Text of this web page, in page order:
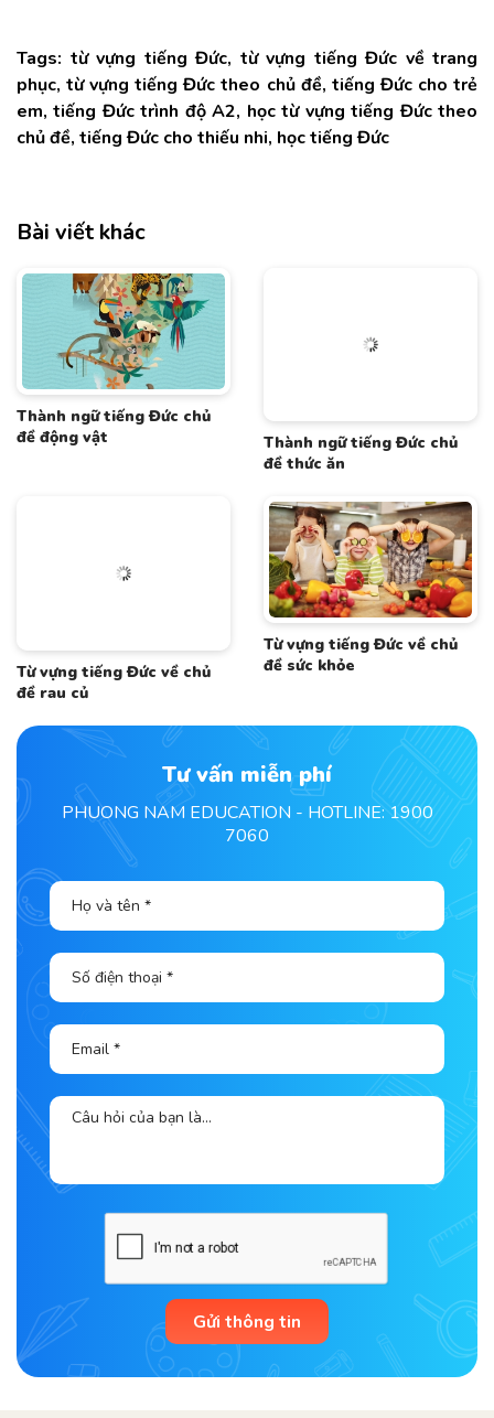
Tags: từ vựng tiếng Đức, từ vựng tiếng Đức về trang
phục, từ vựng tiếng Đức theo chủ đề, tiếng Đức cho trẻ
em, tiếng Đức trình độ A2, học từ vựng tiếng Đức theo
chủ đề, tiếng Đức cho thiếu nhi, học tiếng Đức
Bài viết khác
Thành ngữ tiếng Đức chủ
đề động vật
Thành ngữ tiếng Đức chủ
đề thức ăn
Từ vựng tiếng Đức về chủ
đề rau củ
Từ vựng tiếng Đức về chủ
đề sức khỏe
Tư vấn miễn phí
PHUONG NAM EDUCATION - HOTLINE: 1900
7060
Gửi thông tin